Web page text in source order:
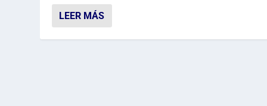
LEER MÁS